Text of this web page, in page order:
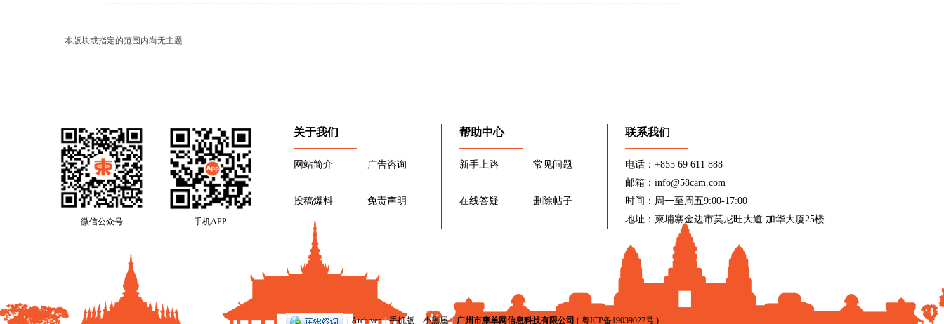
本版块或指定的范围内尚无主题
微信公众号 手机APP
关于我们
网站简介 广告咨询
投稿爆料 免责声明
帮助中心
新手上路 常见问题
在线答疑 删除帖子
联系我们
电话：+855 69 611 888
邮箱：info@58cam.com
时间：周一至周五9:00-17:00
地址：柬埔寨金边市莫尼旺大道 加华大厦25楼
Archiver | 手机版 小黑屋 | 广州市柬单网信息科技有限公司 ( 粤ICP备19039027号)